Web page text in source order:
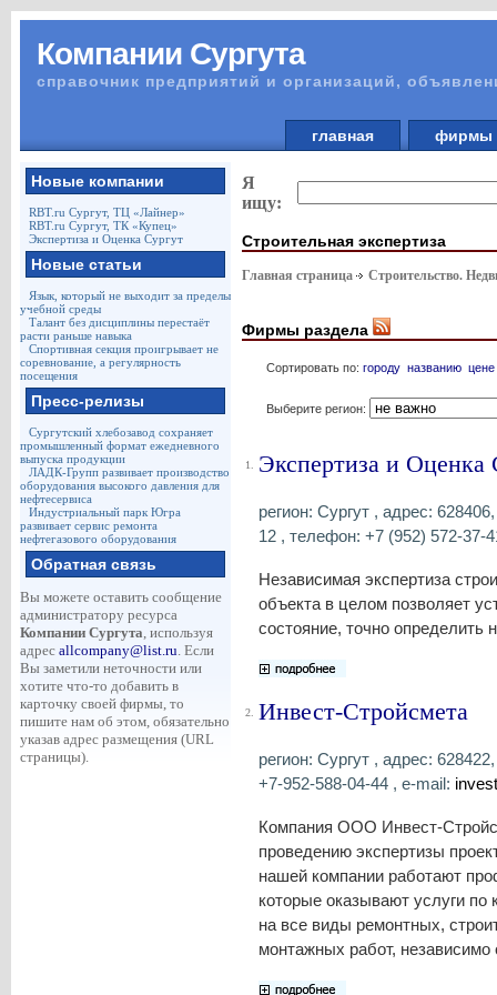
Компании Сургута
справочник предприятий и организаций,
главная
Новые компании
RBT.ru Сургут, ТЦ «Лайнер»
RBT.ru Сургут, ТК «Купец»
Экспертиза и Оценка Сургут
Новые статьи
Язык, который не выходит за пределы
учебной среды
Талант без дисциплины перестаёт
расти раньше навыка
Спортивная секция проигрывает не
соревнование, а регулярность
посещения
Пресс-релизы
Сургутский хлебозавод сохраняет
промышленный формат ежедневного
выпуска продукции
ЛАДК-Групп развивает производство
оборудования высокого давления для
нефтесервиса
Индустриальный парк Югра
развивает сервис ремонта
нефтегазового оборудования
Обратная связь
Вы можете оставить сообщение
администратору ресурса
Компании Сургута, используя
адрес allcompany@list.ru. Если
Вы заметили неточности или
хотите что-то добавить в
карточку своей фирмы, то
пишите нам об этом, обязательно
указав адрес размещения (URL
страницы).
Я
ищу:
Строительная экспертиза
Главная страница Строительство.
Фирмы раздела
Сортировать по: городу названию цене
Выберите регион:
1. Экспертиза и Оценка
регион: Сургут , адрес:
12 , телефон: +7 (952) 572-37-
Независимая экспертиза
объекта в целом позволяет
состояние, точно определить
2. Инвест-Стройсмета
регион: Сургут , адрес:
+7-952-588-04-44 , e-mail:
Компания ООО Инвест-
проведению экспертизы
нашей компании работают
которые оказывают услуги по
на все виды ремонтных,
монтажных работ, независимо